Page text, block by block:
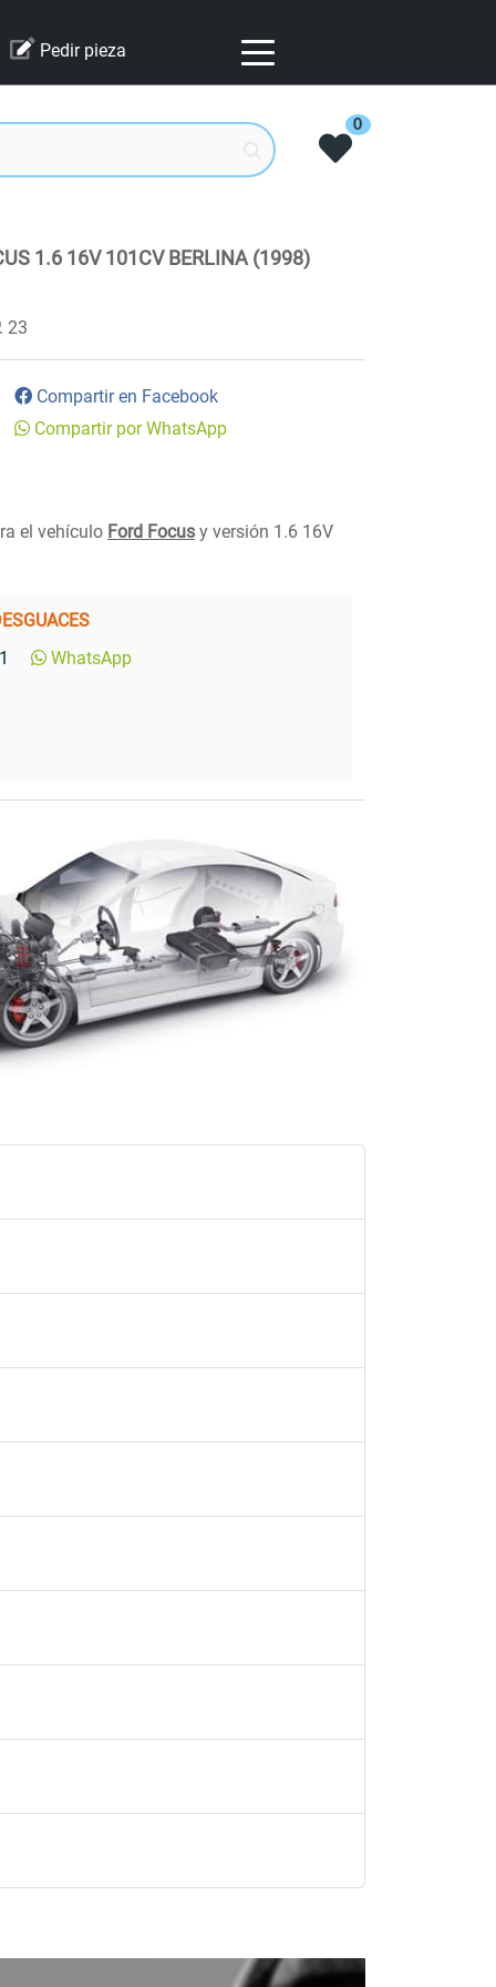
Pedir pieza
0
1.6 16V 101CV BERLINA (1998)
23
Compartir en Facebook
Compartir por WhatsApp
el vehículo Ford Focus y versión 1.6 16V
WhatsApp